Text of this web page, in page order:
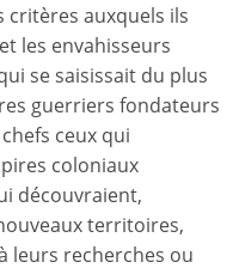
critères auxquels ils
les envahisseurs
se saisissait du plus
guerriers fondateurs
ceux qui
coloniaux
découvraient,
territoires,
leurs recherches ou